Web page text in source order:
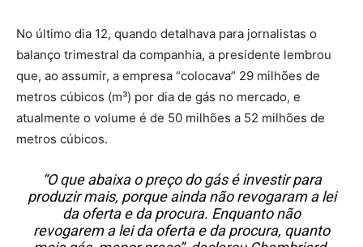
No último dia 12, quando detalhava para jornalistas o
balanço trimestral da companhia, a presidente lembrou
que, ao assumir, a empresa “colocava” 29 milhões de
metros cúbicos (m³) por dia de gás no mercado, e
atualmente o volume é de 50 milhões a 52 milhões de
metros cúbicos.
“O que abaixa o preço do gás é investir para
produzir mais, porque ainda não revogaram a lei
da oferta e da procura. Enquanto não
revogarem a lei da oferta e da procura, quanto